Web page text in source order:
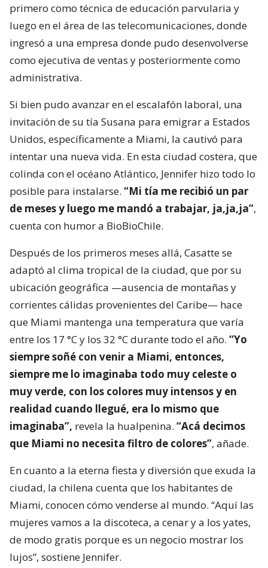
primero como técnica de educación parvularia y
luego en el área de las telecomunicaciones, donde
ingresó a una empresa donde pudo desenvolverse
como ejecutiva de ventas y posteriormente como
administrativa.
Si bien pudo avanzar en el escalafón laboral, una
invitación de su tía Susana para emigrar a Estados
Unidos, específicamente a Miami, la cautivó para
intentar una nueva vida. En esta ciudad costera, que
colinda con el océano Atlántico, Jennifer hizo todo lo
posible para instalarse. “Mi tía me recibió un par
de meses y luego me mandó a trabajar, ja,ja,ja”,
cuenta con humor a BioBioChile.
Después de los primeros meses allá, Casatte se
adaptó al clima tropical de la ciudad, que por su
ubicación geográfica —ausencia de montañas y
corrientes cálidas provenientes del Caribe— hace
que Miami mantenga una temperatura que varía
entre los 17 °C y los 32 °C durante todo el año. “Yo
siempre soñé con venir a Miami, entonces,
siempre me lo imaginaba todo muy celeste o
muy verde, con los colores muy intensos y en
realidad cuando llegué, era lo mismo que
imaginaba”, revela la hualpenina. “Acá decimos
que Miami no necesita filtro de colores”, añade.
En cuanto a la eterna fiesta y diversión que exuda la
ciudad, la chilena cuenta que los habitantes de
Miami, conocen cómo venderse al mundo. “Aquí las
mujeres vamos a la discoteca, a cenar y a los yates,
de modo gratis porque es un negocio mostrar los
lujos”, sostiene Jennifer.